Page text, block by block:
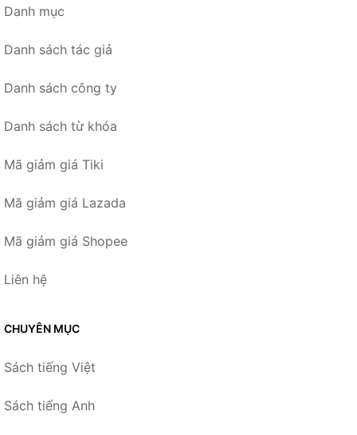
Danh mục
Danh sách tác giả
Danh sách công ty
Danh sách từ khóa
Mã giảm giá Tiki
Mã giảm giá Lazada
Mã giảm giá Shopee
Liên hệ
CHUYÊN MỤC
Sách tiếng Việt
Sách tiếng Anh